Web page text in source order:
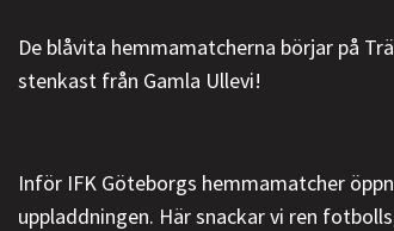
De blåvita hemmamatcherna börjar på
stenkast från Gamla Ullevi!
Inför IFK Göteborgs hemmamatcher
uppladdningen. Här snackar vi ren